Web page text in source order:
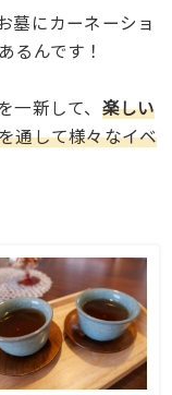
墓にカーネーショ
るんです！
一新して、 楽しい
通して様々なイベ